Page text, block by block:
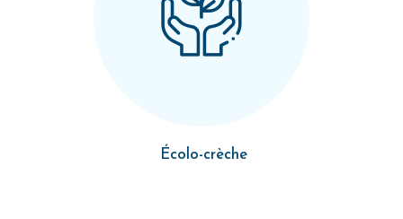
Écolo-crèche